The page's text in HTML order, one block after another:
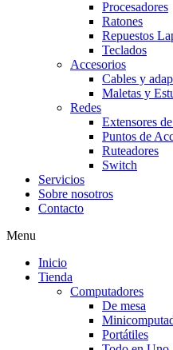
Procesadores
Ratones
Repuestos
Teclados
Accesorios
Cables y
Maletas y
Redes
Extensores
Puntos de
Ruteadores
Switch
Servicios
Sobre nosotros
Contacto
Menu
Inicio
Tienda
Computadores
De mesa
Portátiles